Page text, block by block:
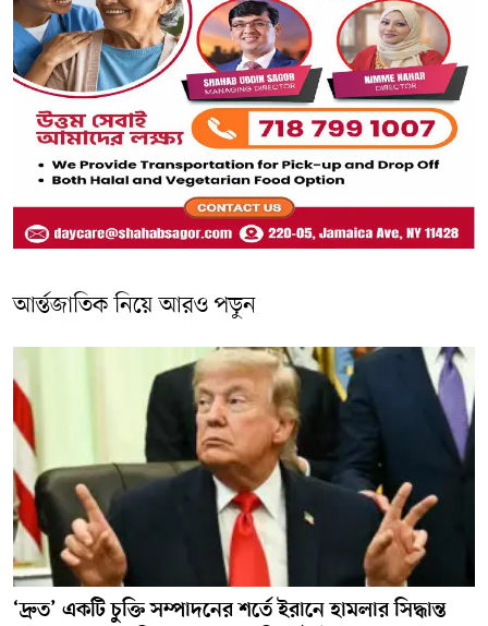
আর্ন্তজাতিক নিয়ে আরও পড়ুন
‘দ্রুত’ একটি চুক্তি সম্পাদনের শর্তে ইরানে হামলার সিদ্ধান্ত